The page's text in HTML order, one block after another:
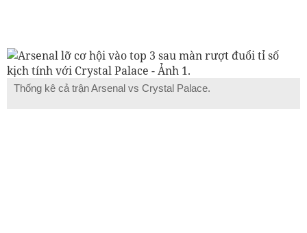
Thống kê cả trận Arsenal vs Crystal Palace.